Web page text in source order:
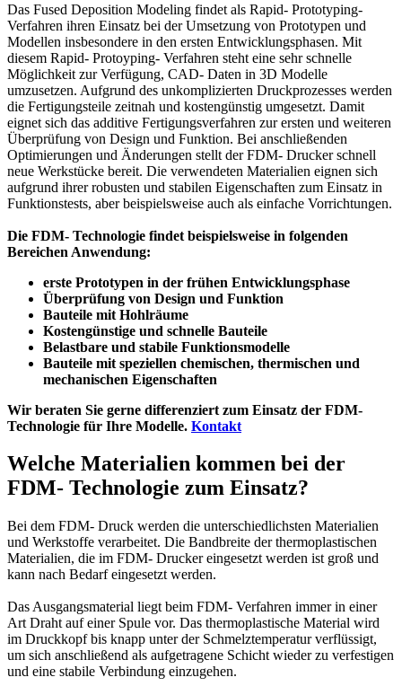
Das Fused Deposition Modeling findet als Rapid- Prototyping-
Verfahren ihren Einsatz bei der Umsetzung von Prototypen und
Modellen insbesondere in den ersten Entwicklungsphasen. Mit
diesem Rapid- Protoyping- Verfahren steht eine sehr schnelle
Möglichkeit zur Verfügung, CAD- Daten in 3D Modelle
umzusetzen. Aufgrund des unkomplizierten Druckprozesses werden
die Fertigungsteile zeitnah und kostengünstig umgesetzt. Damit
eignet sich das additive Fertigungsverfahren zur ersten und weiteren
Überprüfung von Design und Funktion. Bei anschließenden
Optimierungen und Änderungen stellt der FDM- Drucker schnell
neue Werkstücke bereit. Die verwendeten Materialien eignen sich
aufgrund ihrer robusten und stabilen Eigenschaften zum Einsatz in
Funktionstests, aber beispielsweise auch als einfache Vorrichtungen.
Die FDM- Technologie findet beispielsweise in folgenden
Bereichen Anwendung:
erste Prototypen in der frühen Entwicklungsphase
Überprüfung von Design und Funktion
Bauteile mit Hohlräume
Kostengünstige und schnelle Bauteile
Belastbare und stabile Funktionsmodelle
Bauteile mit speziellen chemischen, thermischen und
mechanischen Eigenschaften
Wir beraten Sie gerne differenziert zum Einsatz der FDM-
Technologie für Ihre Modelle. Kontakt
Welche Materialien kommen bei der
FDM- Technologie zum Einsatz?
Bei dem FDM- Druck werden die unterschiedlichsten Materialien
und Werkstoffe verarbeitet. Die Bandbreite der thermoplastischen
Materialien, die im FDM- Drucker eingesetzt werden ist groß und
kann nach Bedarf eingesetzt werden.
Das Ausgangsmaterial liegt beim FDM- Verfahren immer in einer
Art Draht auf einer Spule vor. Das thermoplastische Material wird
im Druckkopf bis knapp unter der Schmelztemperatur verflüssigt,
um sich anschließend als aufgetragene Schicht wieder zu verfestigen
und eine stabile Verbindung einzugehen.